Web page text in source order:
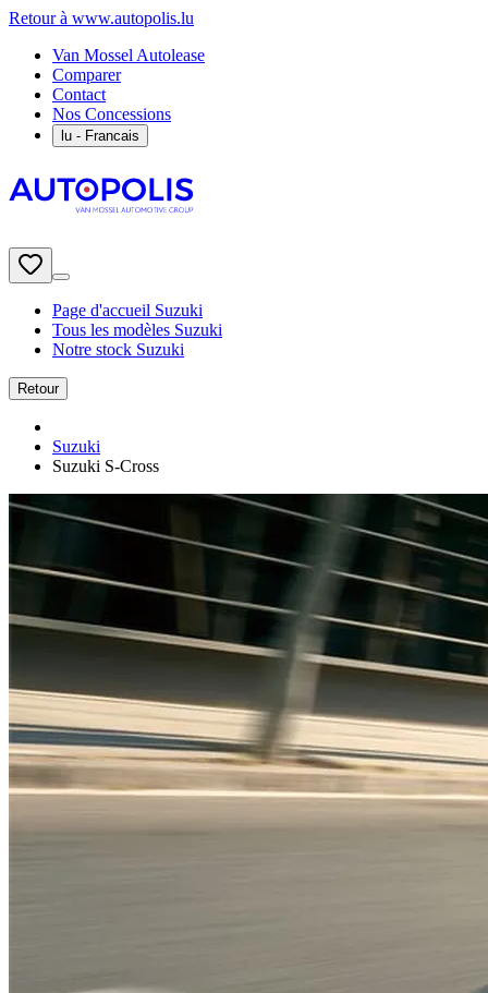
Retour à www.autopolis.lu
Van Mossel Autolease
Comparer
Contact
Nos Concessions
lu - Francais
Page d'accueil Suzuki
Tous les modèles Suzuki
Notre stock Suzuki
Retour
Suzuki
Suzuki S-Cross